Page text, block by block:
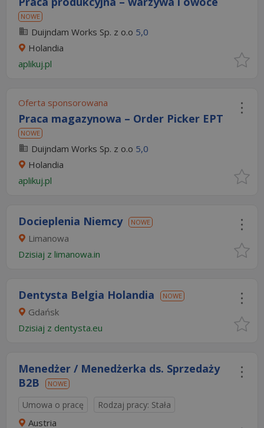
NOWE
Duijndam Works Sp. z o.o 5,0
Holandia
aplikuj.pl
Oferta sponsorowana
Praca magazynowa – Order Picker EPT
NOWE
Duijndam Works Sp. z o.o 5,0
Holandia
aplikuj.pl
Docieplenia Niemcy NOWE
Limanowa
Dzisiaj z limanowa.in
Dentysta Belgia Holandia NOWE
Gdańsk
Dzisiaj z dentysta.eu
Menedżer / Menedżerka ds. Sprzedaży
B2B
NOWE
Umowa o pracę Rodzaj pracy: Stała
Austria